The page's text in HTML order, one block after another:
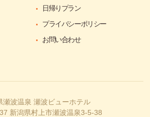
日帰りプラン
プライバシーポリシー
お問い合わせ
瀬波温泉 瀬波ビューホテル
新潟県村上市瀬波温泉3-5-38